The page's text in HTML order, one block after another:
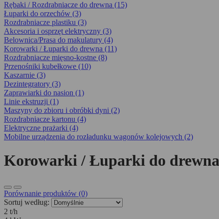
Rębaki / Rozdrabniacze do drewna (15)
Łuparki do orzechów (3)
Rozdrabniacze plastiku (3)
Akcesoria i osprzęt elektryczny (3)
Belownica/Prasa do makulatury (4)
Korowarki / Łuparki do drewna (11)
Rozdrabniacze mięsno-kostne (8)
Przenośniki kubełkowe (10)
Kaszarnie (3)
Dezintegra­tory (3)
Zaprawiarki do nasion (1)
Linie ekstruzji (1)
Maszyny do zbioru i obróbki dyni (2)
Rozdrabniacze kartonu (4)
Elektryczne prażarki (4)
Mobilne urządzenia do rozładunku wagonów kolejowych (2)
Korowarki / Łuparki do drewna
Porównanie produktów (0)
Sortuj według:
2 t/h